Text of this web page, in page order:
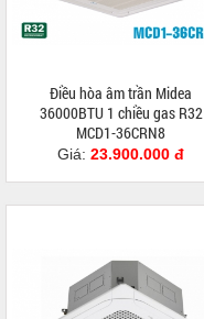
Điều hòa âm trần Midea
36000BTU 1 chiều gas R32
MCD1-36CRN8
Giá: 23.900.000 đ